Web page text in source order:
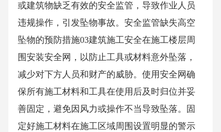
或建筑物缺乏有效的安全监管，导致作业人员
违规操作，引发坠物事故。安全监管缺失高空
坠物的预防措施03建筑施工安全在施工楼层周
围安装安全网，以防止工具或材料意外坠落，
减少对下方人员和财产的威胁。使用安全网确
保所有施工材料和工具在使用后及时归位并妥
善固定，避免因风力或操作不当导致坠落。固
定好施工材料在施工区域周围设置明显的警示